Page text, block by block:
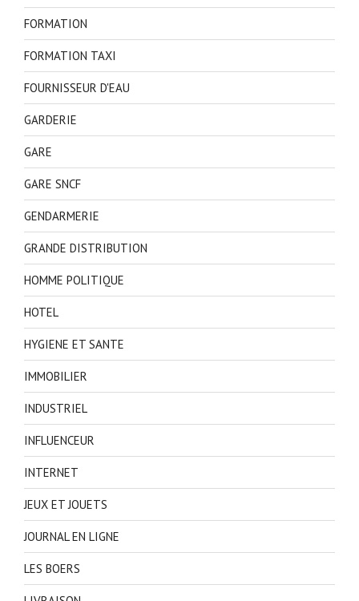
FORMATION
FORMATION TAXI
FOURNISSEUR D'EAU
GARDERIE
GARE
GARE SNCF
GENDARMERIE
GRANDE DISTRIBUTION
HOMME POLITIQUE
HOTEL
HYGIENE ET SANTE
IMMOBILIER
INDUSTRIEL
INFLUENCEUR
INTERNET
JEUX ET JOUETS
JOURNAL EN LIGNE
LES BOERS